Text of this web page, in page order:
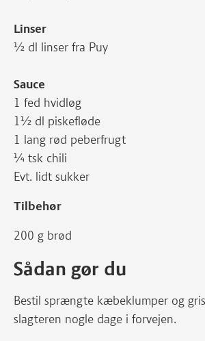
Linser
½ dl linser fra Puy
Sauce
1 fed hvidløg
1½ dl piskefløde
1 lang rød peberfrugt
¼ tsk chili
Evt. lidt sukker
Tilbehør
200 g brød
Sådan gør du
Bestil sprængte kæbeklumper og
slagteren nogle dage i forvejen.